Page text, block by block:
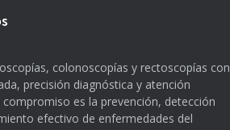
colonoscopías y rectoscopías con
precisión diagnóstica y atención
es la prevención, detección
efectivo de enfermedades del